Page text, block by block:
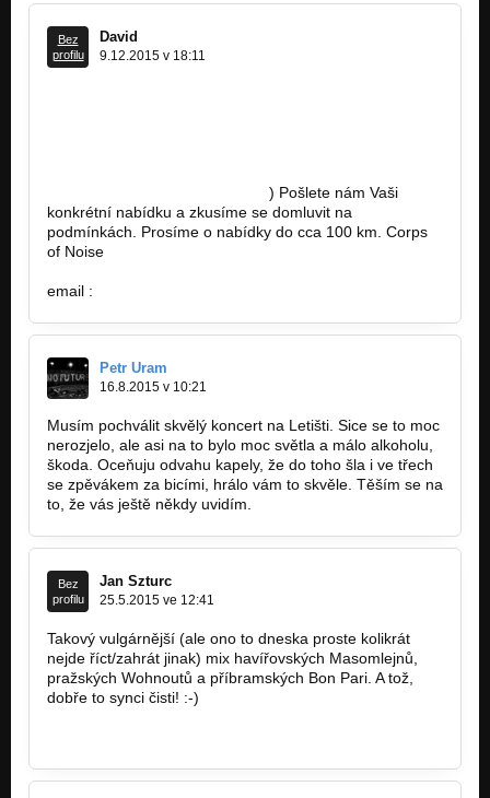
Bez
profilu
David
9.12.2015 v 18:11
) Pošlete nám Vaši
konkrétní nabídku a zkusíme se domluvit na
podmínkách. Prosíme o nabídky do cca 100 km. Corps
of Noise
email :
Petr Uram
16.8.2015 v 10:21
Musím pochválit skvělý koncert na Letišti. Sice se to moc
nerozjelo, ale asi na to bylo moc světla a málo alkoholu,
škoda. Oceňuju odvahu kapely, že do toho šla i ve třech
se zpěvákem za bicími, hrálo vám to skvěle. Těším se na
to, že vás ještě někdy uvidím.
Bez
profilu
Jan Szturc
25.5.2015 ve 12:41
Takový vulgárnější (ale ono to dneska proste kolikrát
nejde říct/zahrát jinak) mix havířovských Masomlejnů,
pražských Wohnoutů a příbramských Bon Pari. A tož,
dobře to synci čisti! :-)